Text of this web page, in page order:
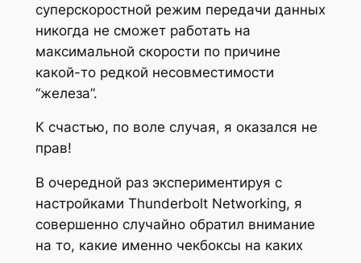
суперскоростной режим передачи данных
никогда не сможет работать на
максимальной скорости по причине
какой-то редкой несовместимости
“железа”.
К счастью, по воле случая, я оказался не
прав!
В очередной раз экспериментируя с
настройками Thunderbolt Networking, я
совершенно случайно обратил внимание
на то, какие именно чекбоксы на каких